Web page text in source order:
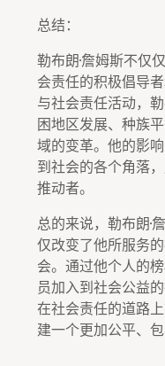
总结：
勒布朗·詹姆斯不仅
会责任的积极倡导
与社会责任活动，
困地区发展、种族
域的变革。他的影
到社会的各个角落
推动者。
总的来说，勒布朗·
仅改变了他所服务
会。通过他个人的
员加入到社会公益
在社会责任的道路
建一个更加公平、